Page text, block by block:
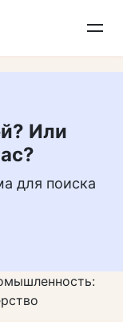
в MAX
Или
для поиска